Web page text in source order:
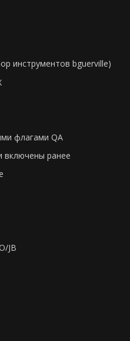
инструментов bguerville)
флагами QA
включены ранее
JB